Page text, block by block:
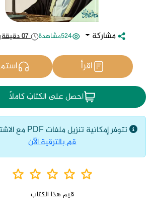
مشاركة 524مشاهدة 07 دقيقة
اقرأ
احصل على الكتابَ كاملاً
تتوفر إمكانية تنزيل ملفات PDF مع الاشتراك المميز.
قم بالترقية الآن
قيم هذا الكتاب